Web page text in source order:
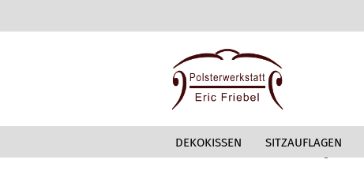
DEKOKISSEN SITZAUFLAGEN